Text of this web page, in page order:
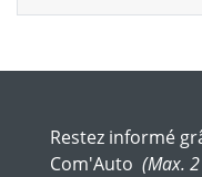
Restez informé
Com'Auto (Max.